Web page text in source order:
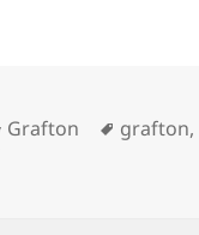
Rubriky:
Grafton Štítky:
grafton,